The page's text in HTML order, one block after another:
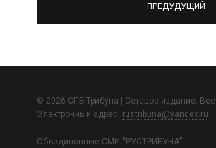
ПРЕДУДУЩИЙ
© 2026 СПБ Трибуна | Сетевое издание.
Электронный адрес: rustribuna@yandex.ru
Объединенные СМИ “РУСТРИБУНА”